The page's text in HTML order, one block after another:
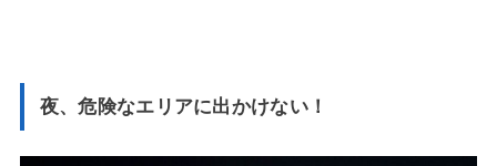
夜、危険なエリアに出かけない！